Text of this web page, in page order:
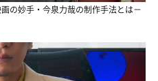
の妙手・今泉力哉の制作手法とは－